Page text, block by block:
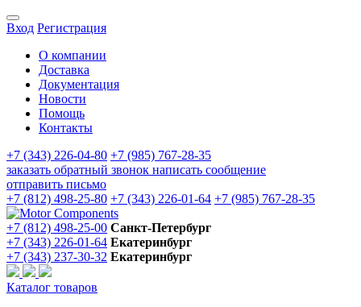
Вход Регистрация
О компании
Доставка
Документация
Новости
Помощь
Контакты
+7 (343) 226-04-80 +7 (985) 767-28-35
заказать обратный звонок написать сообщение
отправить письмо
+7 (812) 498-25-80 +7 (343) 226-01-64 +7 (985) 767-28-35
+7 (812) 498-25-00 Санкт-Петербург
+7 (343) 226-01-64 Екатеринбург
+7 (343) 237-30-32 Екатеринбург
Каталог товаров